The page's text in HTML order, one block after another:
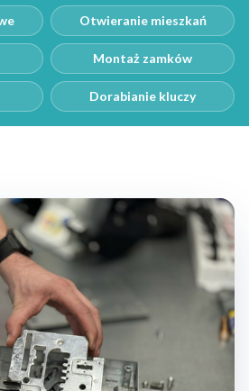
Otwieranie mieszkań
Montaż zamków
Dorabianie kluczy